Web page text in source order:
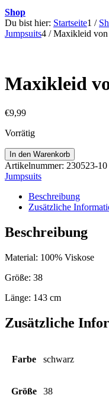
Shop
Du bist hier: Startseite1 /
Jumpsuits4 / Maxikleid
Maxikleid
€9,99
Vorrätig
Maxikleid
von
H&M
Menge
In den Warenkorb
Artikelnummer: 230523-10
Jumpsuits
Beschreibung
Zusätzliche
Beschreibung
Material: 100% Viskose
Größe: 38
Länge: 143 cm
Zusätzliche
Farbe schwarz
Größe 38